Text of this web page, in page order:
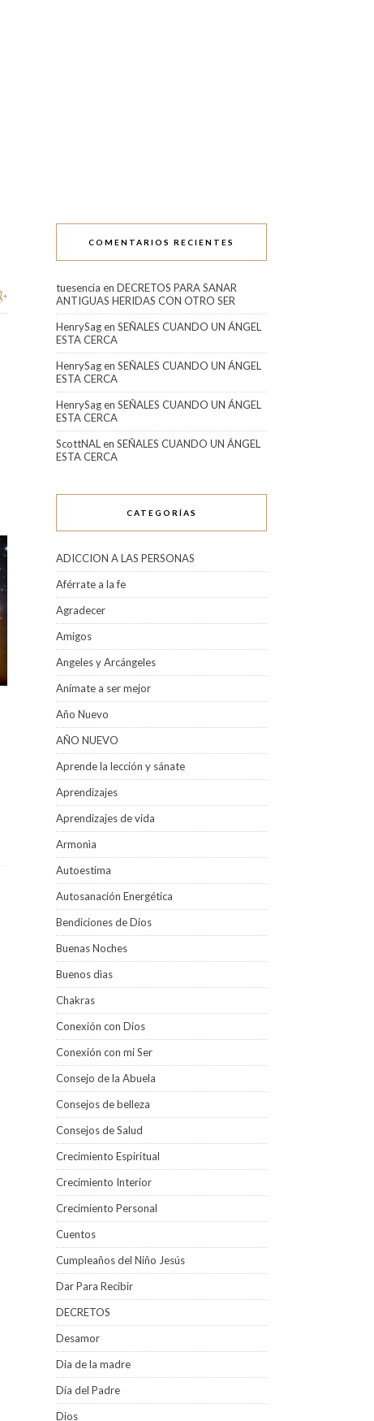
COMENTARIOS RECIENTES
tuesencia en DECRETOS PARA SANAR
ANTIGUAS HERIDAS CON OTRO SER
HenrySagen SEÑALES CUANDO UN ÁNGEL
ESTA CERCA
HenrySagen SEÑALES CUANDO UN ÁNGEL
ESTA CERCA
HenrySagen SEÑALES CUANDO UN ÁNGEL
ESTA CERCA
ScottNAL en SEÑALES CUANDO UN ÁNGEL
ESTA CERCA
CATEGORÍAS
ADICCION A LAS PERSONAS
Aférrate a la fe
Agradecer
Amigos
Angeles y Arcángeles
Anímate a ser mejor
Año Nuevo
AÑO NUEVO
Aprende la lección y sánate
Aprendizajes
Aprendizajes de vida
Armonìa
Autoestima
Autosanación Energética
Bendiciones de Dios
Buenas Noches
Buenos dìas
Chakras
Conexión con Dios
Conexión con mi Ser
Consejo de la Abuela
Consejos de belleza
Consejos de Salud
Crecimiento Espiritual
Crecimiento Interior
Crecimiento Personal
Cuentos
Cumpleaños del Niño Jesús
Dar Para Recibir
DECRETOS
Desamor
Dia de la madre
Día del Padre
Dios